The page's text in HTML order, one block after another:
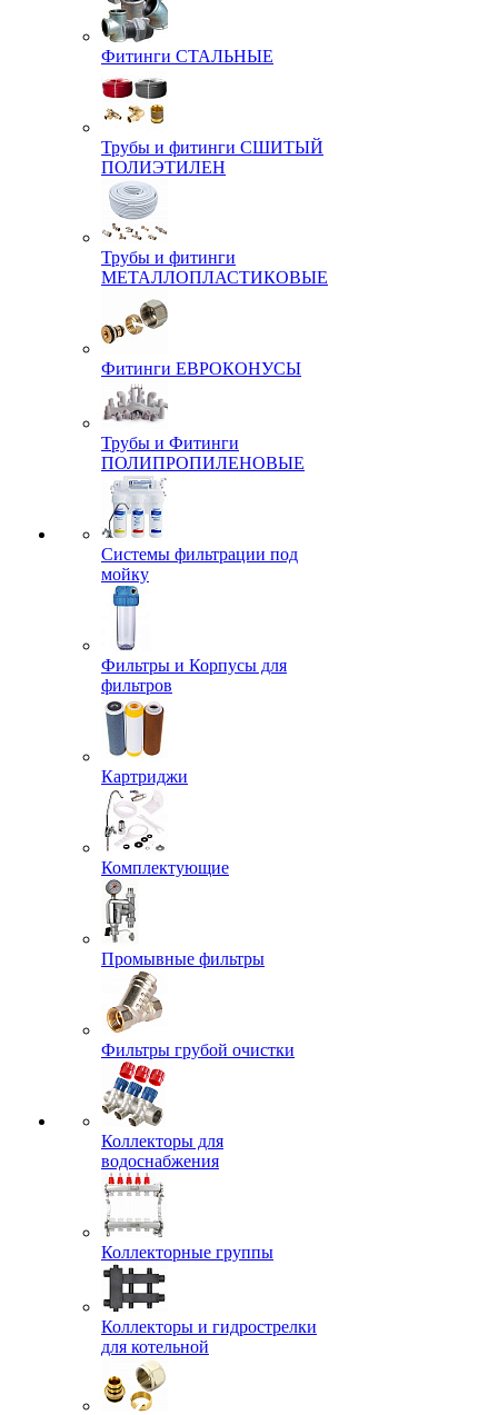
Фитинги СТАЛЬНЫЕ
Трубы и фитинги СШИТЫЙ
ПОЛИЭТИЛЕН
Трубы и фитинги
МЕТАЛЛОПЛАСТИКОВЫЕ
Фитинги ЕВРОКОНУСЫ
Трубы и Фитинги
ПОЛИПРОПИЛЕНОВЫЕ
Системы фильтрации под
мойку
Фильтры и Корпусы для
фильтров
Картриджи
Комплектующие
Промывные фильтры
Фильтры грубой очистки
Коллекторы для
водоснабжения
Коллекторные группы
Коллекторы и гидрострелки
для котельной